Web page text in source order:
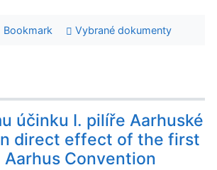
Bookmark Vybrané dokumenty
účinku I. pilíře Aarhuské
direct effect of the first
Convention